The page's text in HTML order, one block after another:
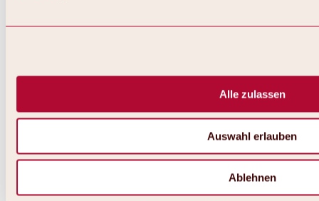
Alle zulassen
Auswahl erlauben
Ablehnen